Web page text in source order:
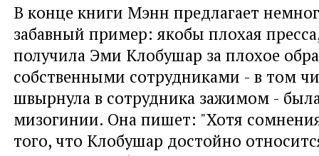
В конце книги Мэнн предлагает
забавный пример: якобы плохая
получила Эми Клобушар за плохое
собственными сотрудниками - в том
швырнула в сотрудника зажимом -
мизогинии. Она пишет: "Хотя
того, что Клобушар достойно